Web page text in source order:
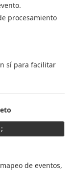
procesamiento
sí para facilitar
de eventos,